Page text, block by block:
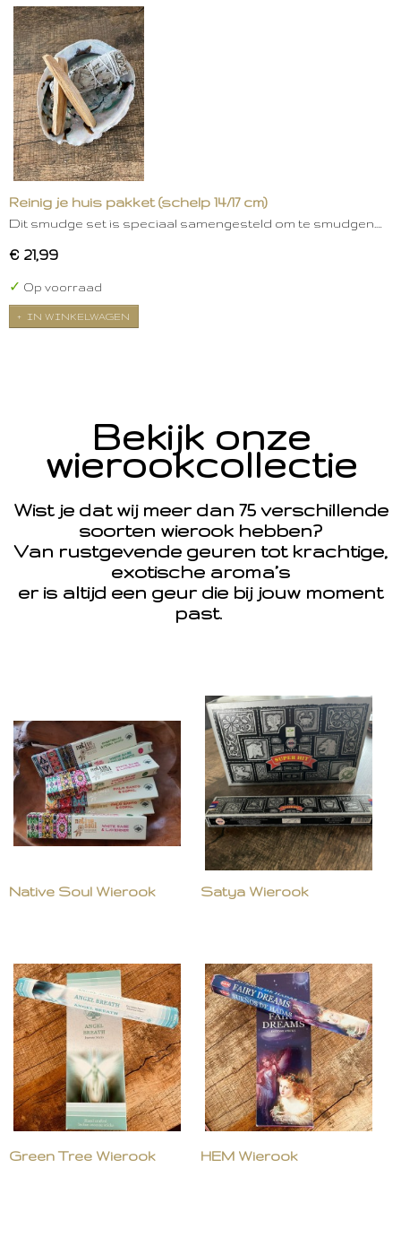
Reinig je huis pakket (schelp 14/17 cm)
Dit smudge set is speciaal samengesteld om te smudgen.…
€ 21,99
✓ Op voorraad
IN WINKELWAGEN
Bekijk onze
wierookcollectie
Wist je dat wij meer dan 75 verschillende
soorten wierook hebben?
Van rustgevende geuren tot krachtige,
exotische aroma’s
er is altijd een geur die bij jouw moment
past.
Native Soul Wierook Satya Wierook
Green Tree Wierook HEM Wierook